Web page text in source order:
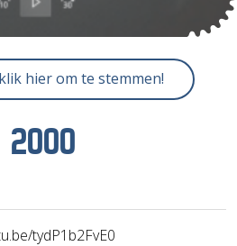
hier om te stemmen!
2000
tydP1b2FvE0